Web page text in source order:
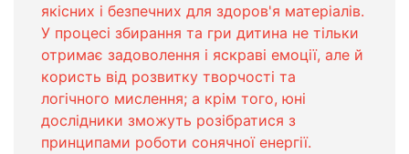
якісних і безпечних для здоров'я матеріалів.
У процесі збирання та гри дитина не тільки
отримає задоволення і яскраві емоції, але й
користь від розвитку творчості та
логічного мислення; а крім того, юні
дослідники зможуть розібратися з
принципами роботи сонячної енергії.